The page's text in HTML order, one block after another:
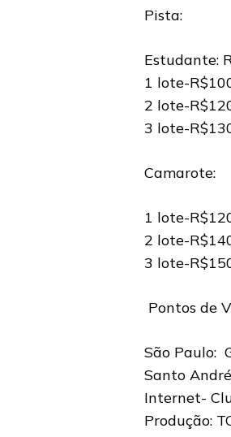
Pista:
Estudante:
1 lote-
2 lote-
3 lote-
Camarote:
1 lote-
2 lote-
3 lote-
Pontos de
São Paulo:
Santo
Internet-
Produção: